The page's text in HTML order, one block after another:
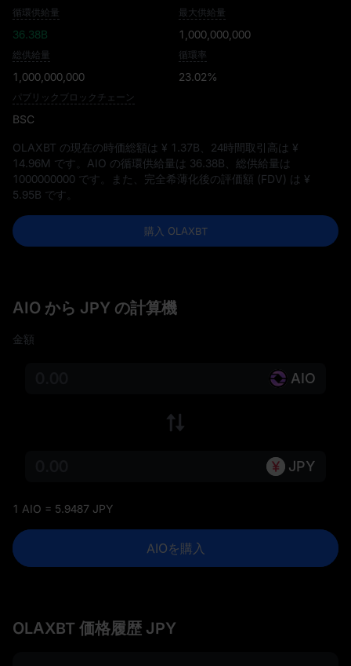
循環供給量
36.38B
最大供給量
1,000,000,000
総供給量
1,000,000,000
循環率
23.02%
パブリックブロックチェーン
BSC
OLAXBT の現在の時価総額は ¥ 1.37B 、24時間取引高は ¥
14.96M です。AIO の循環供給量は 36.38B 、総供給量は
1000000000 です。また、完全希薄化後の評価額 (FDV) は ¥
5.95B です。
購入 OLAXBT
AIO から JPY の計算機
金額
AIO
JPY
1 AIO = 5.9487 JPY
AIOを購入
OLAXBT 価格履歴 JPY